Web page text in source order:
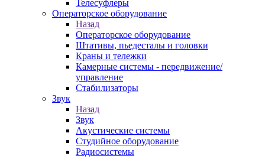
Телесуфлеры
Операторское оборудование
Назад
Операторское оборудование
Штативы, пьедесталы и головки
Краны и тележки
Камерные системы - передвижение/
управление
Стабилизаторы
Звук
Назад
Звук
Акустические системы
Студийное оборудование
Радиосистемы